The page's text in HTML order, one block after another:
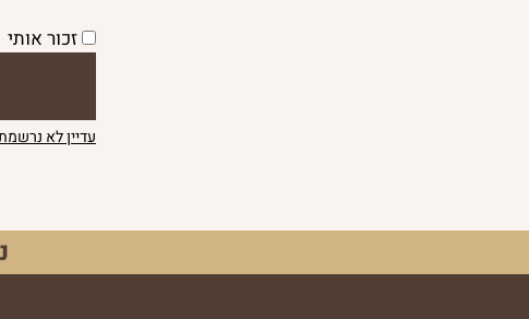
זכור אותי
עדיין לא